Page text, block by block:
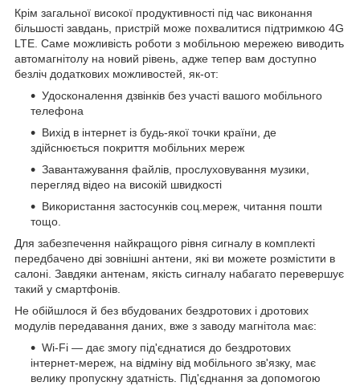
Крім загальної високої продуктивності під час виконання
більшості завдань, пристрій може похвалитися підтримкою 4G
LTE. Саме можливість роботи з мобільною мережею виводить
автомагнітолу на новий рівень, адже тепер вам доступно
безліч додаткових можливостей, як-от:
Удосконалення дзвінків без участі вашого мобільного
телефона
Вихід в інтернет із будь-якої точки країни, де
здійснюється покриття мобільних мереж
Завантажування файлів, прослуховування музики,
перегляд відео на високій швидкості
Використання застосунків соц.мереж, читання пошти
тощо.
Для забезпечення найкращого рівня сигналу в комплекті
передбачено дві зовнішні антени, які ви можете розмістити в
салоні. Завдяки антенам, якість сигналу набагато перевершує
такий у смартфонів.
Не обійшлося й без вбудованих бездротових і дротових
модулів передавання даних, вже з заводу магнітола має:
Wi-Fi — дає змогу під'єднатися до бездротових
інтернет-мереж, на відміну від мобільного зв'язку, має
велику пропускну здатність. Під'єднання за допомогою